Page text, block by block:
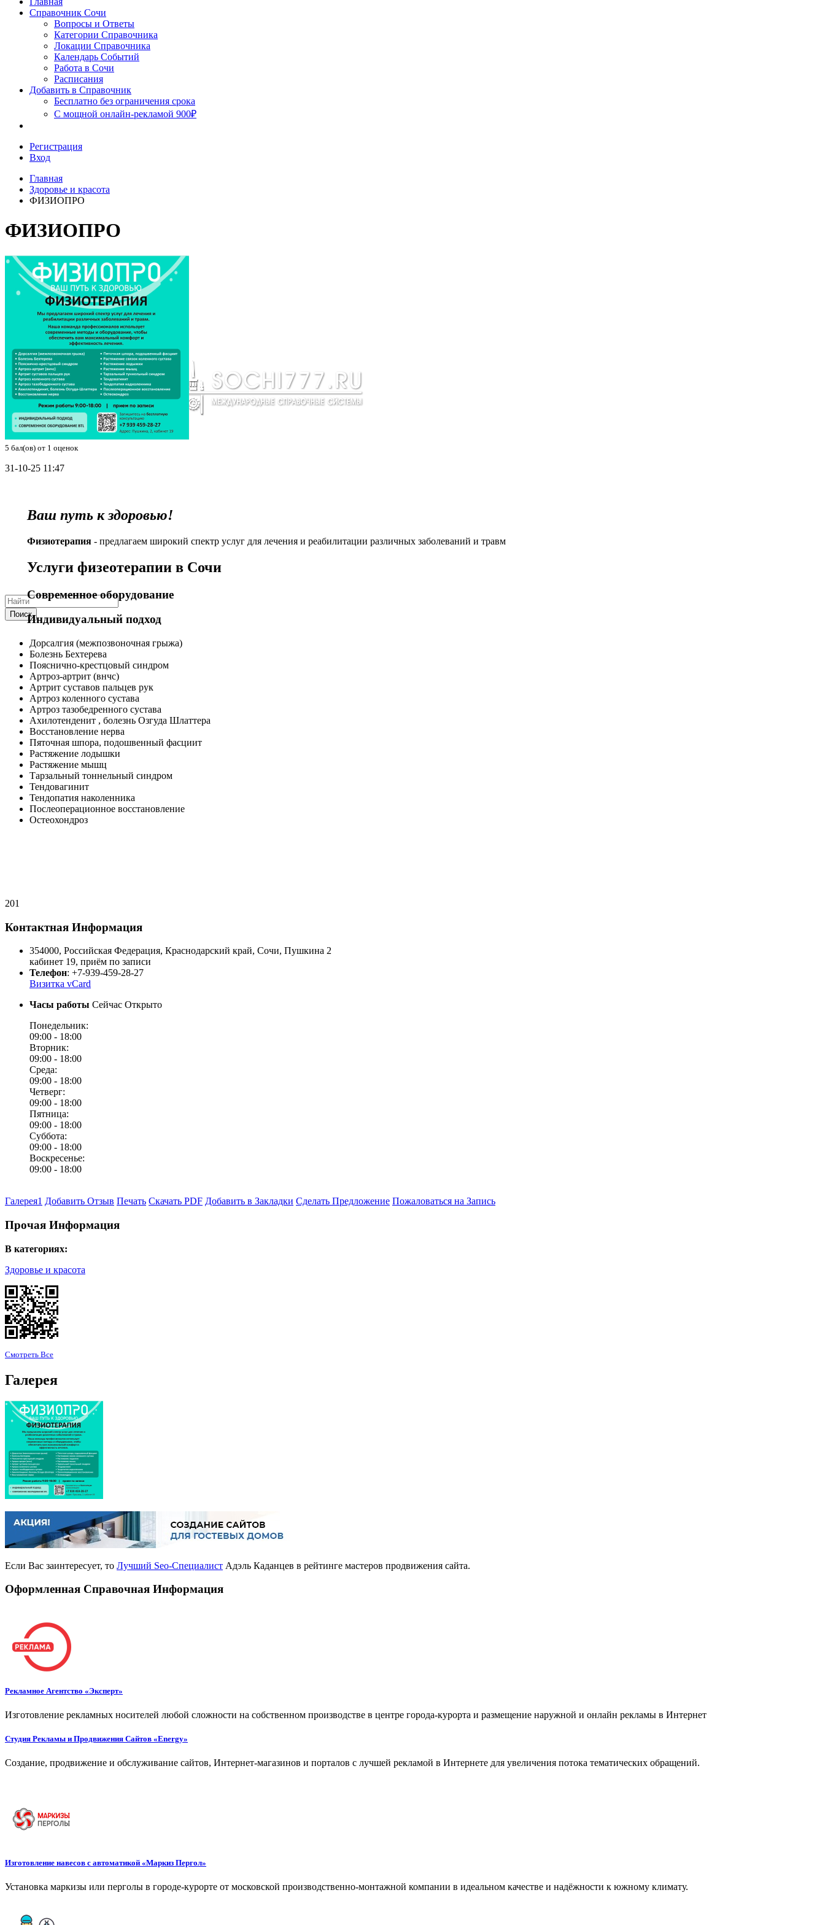
Сочи
Поиск
Справочник Сочи
Вопросы и Ответы
Категории Справочника
Локации Справочника
Календарь Событий
Работа в Сочи
Расписания
Добавить в Справочник
Бесплатно без ограничения срока
С мощной онлайн-рекламой 900₽
Регистрация
Вход
Главная
Здоровье и красота
ФИЗИОПРО
ФИЗИОПРО
5 бал(ов) от 1 оценок
31-10-25 11:47
Ваш путь к здоровью!
Физиотерапия - предлагаем широкий спектр услуг для лечения и реабилитации различных заболеваний и травм
Услуги физеотерапии в Сочи
Современное оборудование
Индивидуальный подход
Дорсалгия (межпозвоночная грыжа)
Болезнь Бехтерева
Пояснично-крестцовый синдром
Артроз-артрит (внчс)
Артрит суставов пальцев рук
Артроз коленного сустава
Артроз тазобедренного сустава
Ахилотенденит , болезнь Озгуда Шлаттера
Восстановление нерва
Пяточная шпора, подошвенный фасциит
Растяжение лодышки
Растяжение мышц
Тарзальный тоннельный синдром
Тендовагинит
Тендопатия наколенника
Послеоперационное восстановление
Остеохондроз
201
Контактная Информация
354000, Российская Федерация, Краснодарский край, Сочи, Пушкина 2
кабинет 19, приём по записи
Телефон: +7-939-459-28-27
Визитка vCard
Часы работы Сейчас Открыто
Понедельник:
09:00 - 18:00
Вторник:
09:00 - 18:00
Среда:
09:00 - 18:00
Четверг:
09:00 - 18:00
Пятница:
09:00 - 18:00
Суббота:
09:00 - 18:00
Воскресенье:
09:00 - 18:00
Галерея1 Добавить Отзыв Печать Скачать PDF Добавить в Закладки Сделать Предложение Пожаловаться на Запись
Прочая Информация
В категориях:
Здоровье и красота
Смотреть Все
Галерея
Если Вас заинтересует, то Лучший Seo-Специалист Адэль Каданцев в рейтинге мастеров продвижения сайта.
Оформленная Справочная Информация
Рекламное Агентство «Эксперт»
Изготовление рекламных носителей любой сложности на собственном производстве в центре города-курорта и размещение наружной и онлайн рекламы в Интернет
Студия Рекламы и Продвижения Сайтов «Energy»
Создание, продвижение и обслуживание сайтов, Интернет-магазинов и порталов с лучшей рекламой в Интернете для увеличения потока тематических обращений.
Изготовление навесов с автоматикой «Маркиз Пергол»
Установка маркизы или перголы в городе-курорте от московской производственно-монтажной компании в идеальном качестве и надёжности к южному климату.